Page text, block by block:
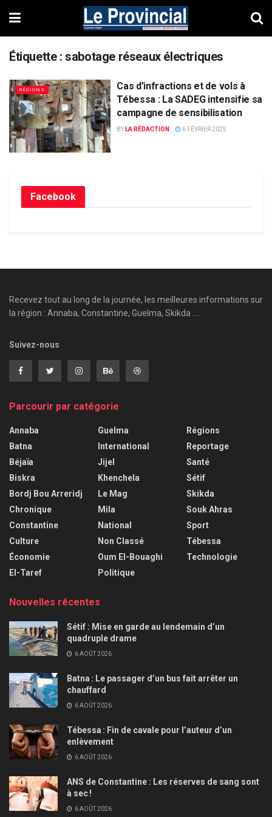
Étiquette :sabotage réseaux électriques
RÉGIONS
Cas d’infractions et de vols à
Tébessa : La SADEG intensifie sa
campagne de sensibilisation
BY LA RÉDACTION 6 FÉVRIER 2025
Facebook
Recevez tout au long de la journée, les meilleures informations sur
la région : Annaba, Constantine, Guelma, Skikda ....
Suivez-nous
Parcourir par catégorie
Annaba
Batna
Béjaïa
Biskra
Bordj Bou Arreridj
Chronique
Constantine
Culture
Économie
El-Taref
Guelma
International
Jijel
Khenchela
Le Mag
Mila
National
Non Classé
Oum El-Bouaghi
Politique
Régions
Reportage
Santé
Sétif
Skikda
Souk Ahras
Sport
Tébessa
Technologie
Nouvelles récentes
Sétif : Mise en garde au lendemain d’un
quadruple drame
6 AOÛT 2026
Batna : Le passager d’un bus fait arrêter un
chauffard
6 AOÛT 2026
Tébessa : Fin de cavale pour l’auteur d’un
enlèvement
6 AOÛT 2026
ANS de Constantine : Les réserves de sang sont
à sec !
6 AOÛT 2026